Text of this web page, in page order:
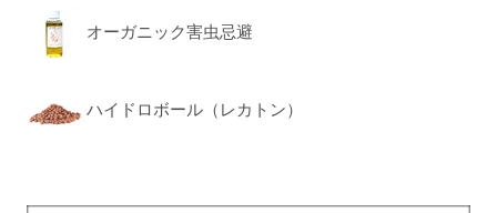
オーガニック害虫忌避
ハイドロボール（レカトン）